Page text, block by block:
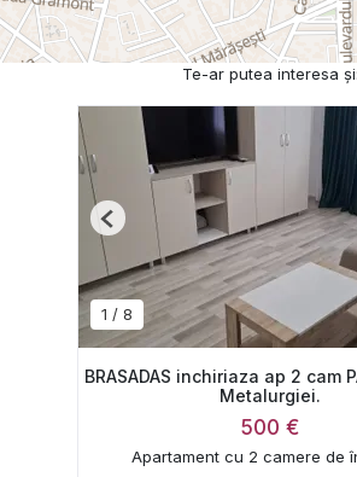
Te-ar putea interesa și:
1 / 8
Previous
BRASADAS inchiriaza ap 2 cam
Metalurgiei.
500 €
Apartament cu 2 camere de